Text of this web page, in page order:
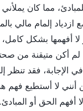
مما كان
إلمام مالي
أفهمها بشكل
لم أكن متيقنة من
الإجابة، فقد تنظر
أنني لا أستطيع فهم
أفهم الحق أو